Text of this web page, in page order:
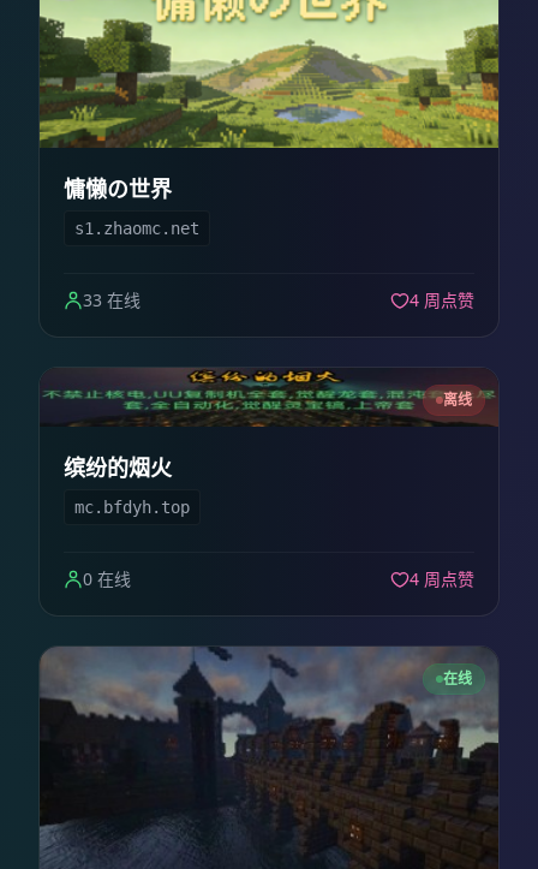
慵懒の世界
s1.zhaomc.net
33 在线 4 周点赞
离线
缤纷的烟火
mc.bfdyh.top
0 在线 4 周点赞
在线